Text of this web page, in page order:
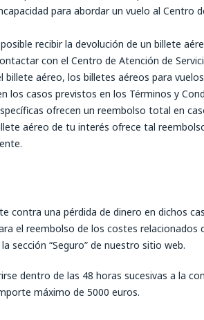
para abordar un vuelo al Centro
recibir la devolución de un billete
con el Centro de Atención de
billete aéreo, los billetes aéreos para
los casos previstos en los Términos y
ofrecen un reembolso total en
aéreo de tu interés ofrece tal
contra una pérdida de dinero en dichos
el reembolso de los costes relacionados
sección “Seguro” de nuestro sitio web.
dentro de las 48 horas sucesivas a la
máximo de 5000 euros.